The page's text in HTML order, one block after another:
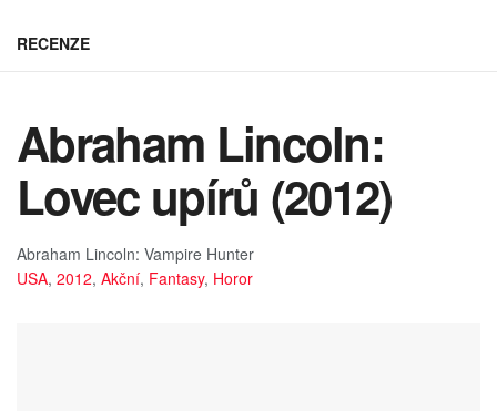
RECENZE
Abraham Lincoln:
Lovec upírů (2012)
Abraham Lincoln: Vampire Hunter
USA, 2012, Akční, Fantasy, Horor